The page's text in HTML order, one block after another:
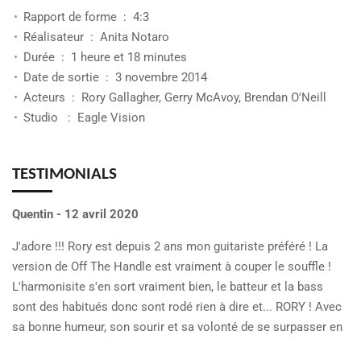
Rapport de forme ‏ : ‎ 4:3
Réalisateur ‏ : ‎ Anita Notaro
Durée ‏ : ‎ 1 heure et 18 minutes
Date de sortie ‏ : ‎ 3 novembre 2014
Acteurs ‏ : ‎ Rory Gallagher, Gerry McAvoy, Brendan O'Neill
Studio ‏ : ‎ Eagle Vision
TESTIMONIALS
Quentin - 12 avril 2020
J'adore !!! Rory est depuis 2 ans mon guitariste préféré ! La
version de Off The Handle est vraiment à couper le souffle !
L'harmonisite s'en sort vraiment bien, le batteur et la bass
sont des habitués donc sont rodé rien à dire et... RORY ! Avec
sa bonne humeur, son sourir et sa volonté de se surpasser en